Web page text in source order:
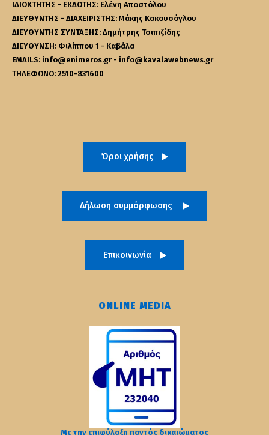
ΙΔΙΟΚΤΗΤΗΣ - ΕΚΔΟΤΗΣ: Ελένη Αποστόλου
ΔΙΕΥΘΥΝΤΗΣ - ΔΙΑΧΕΙΡΙΣΤΗΣ: Μάκης Κακουσόγλου
ΔΙΕΥΘΥΝΤΗΣ ΣΥΝΤΑΞΗΣ: Δημήτρης Τσιπιζίδης
ΔΙΕΥΘΥΝΣΗ: Φιλίππου 1 - Καβάλα
EMAILS: info@enimeros.gr - info@kavalawebnews.gr
ΤΗΛΕΦΩΝΟ: 2510-831600
Όροι χρήσης
Δήλωση συμμόρφωσης
Επικοινωνία
ONLINE MEDIA
Με την επιφύλαξη παντός δικαιώματος